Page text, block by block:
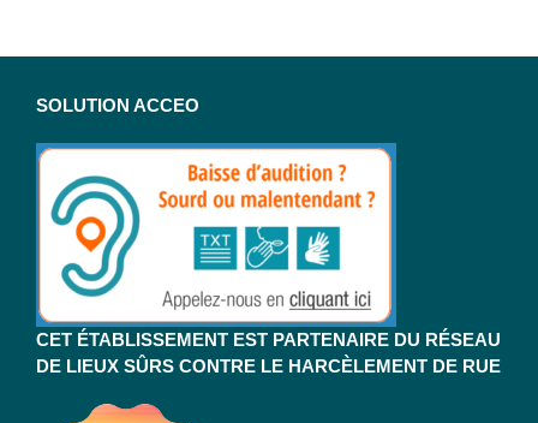
SOLUTION ACCEO
CET ÉTABLISSEMENT EST PARTENAIRE DU RÉSEAU
DE LIEUX SÛRS CONTRE LE HARCÈLEMENT DE RUE